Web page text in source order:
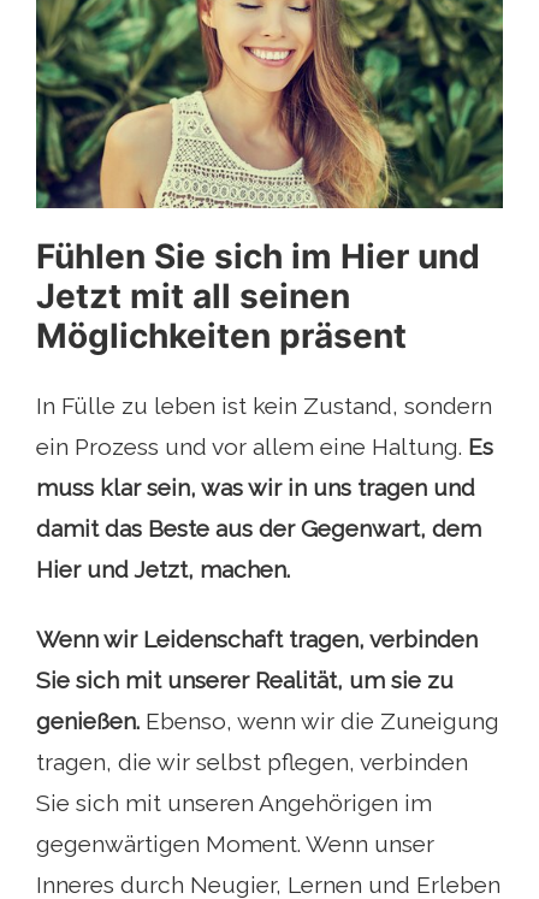
Fühlen Sie sich im Hier und
Jetzt mit all seinen
Möglichkeiten präsent
In Fülle zu leben ist kein Zustand, sondern
ein Prozess und vor allem eine Haltung. Es
muss klar sein, was wir in uns tragen und
damit das Beste aus der Gegenwart, dem
Hier und Jetzt, machen.
Wenn wir Leidenschaft tragen, verbinden
Sie sich mit unserer Realität, um sie zu
genießen. Ebenso, wenn wir die Zuneigung
tragen, die wir selbst pflegen, verbinden
Sie sich mit unseren Angehörigen im
gegenwärtigen Moment. Wenn unser
Inneres durch Neugier, Lernen und Erleben